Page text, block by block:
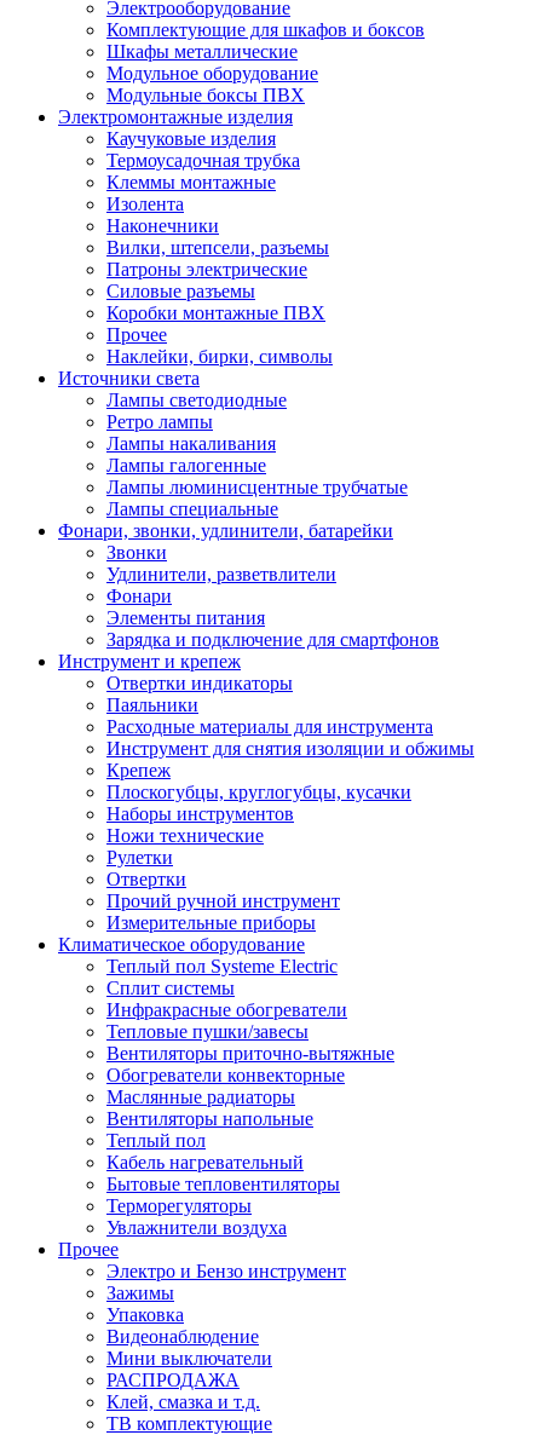
Электрооборудование
Комплектующие для шкафов и боксов
Шкафы металлические
Модульное оборудование
Модульные боксы ПВХ
Электромонтажные изделия
Каучуковые изделия
Термоусадочная трубка
Клеммы монтажные
Изолента
Наконечники
Вилки, штепсели, разъемы
Патроны электрические
Силовые разъемы
Коробки монтажные ПВХ
Прочее
Наклейки, бирки, символы
Источники света
Лампы светодиодные
Ретро лампы
Лампы накаливания
Лампы галогенные
Лампы люминисцентные трубчатые
Лампы специальные
Фонари, звонки, удлинители, батарейки
Звонки
Удлинители, разветвлители
Фонари
Элементы питания
Зарядка и подключение для смартфонов
Инструмент и крепеж
Отвертки индикаторы
Паяльники
Расходные материалы для инструмента
Инструмент для снятия изоляции и обжимы
Крепеж
Плоскогубцы, круглогубцы, кусачки
Наборы инструментов
Ножи технические
Рулетки
Отвертки
Прочий ручной инструмент
Измерительные приборы
Климатическое оборудование
Теплый пол Systeme Electric
Сплит системы
Инфракрасные обогреватели
Тепловые пушки/завесы
Вентиляторы приточно-вытяжные
Обогреватели конвекторные
Маслянные радиаторы
Вентиляторы напольные
Теплый пол
Кабель нагревательный
Бытовые тепловентиляторы
Терморегуляторы
Увлажнители воздуха
Прочее
Электро и Бензо инструмент
Зажимы
Упаковка
Видеонаблюдение
Мини выключатели
РАСПРОДАЖА
Клей, смазка и т.д.
ТВ комплектующие